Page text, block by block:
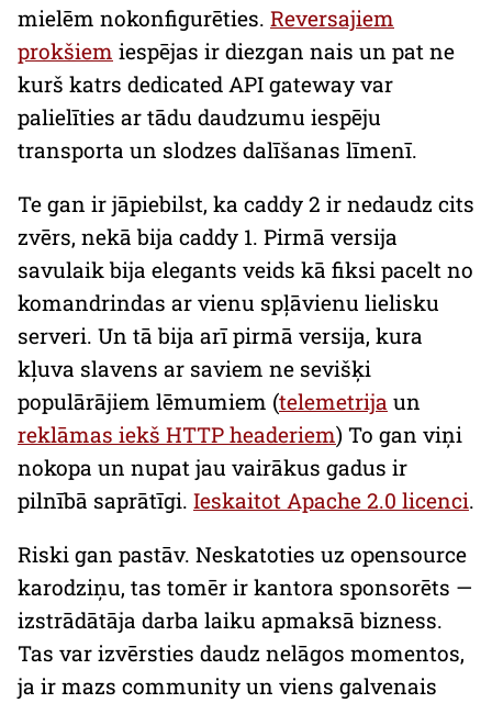
mielēm nokonfigurēties. Reversajiem
prokšiem iespējas ir diezgan nais un pat ne
kurš katrs dedicated API gateway var
palielīties ar tādu daudzumu iespēju
transporta un slodzes dalīšanas līmenī.
Te gan ir jāpiebilst, ka caddy 2 ir nedaudz cits
zvērs, nekā bija caddy 1. Pirmā versija
savulaik bija elegants veids kā fiksi pacelt no
komandrindas ar vienu spļāvienu lielisku
serveri. Un tā bija arī pirmā versija, kura
kļuva slavens ar saviem ne sevišķi
populārājiem lēmumiem (telemetrija un
reklāmas iekš HTTP headeriem) To gan viņi
nokopa un nupat jau vairākus gadus ir
pilnībā saprātīgi. Ieskaitot Apache 2.0 licenci.
Riski gan pastāv. Neskatoties uz opensource
karodziņu, tas tomēr ir kantora sponsorēts —
izstrādātāja darba laiku apmaksā bizness.
Tas var izvērsties daudz nelāgos momentos,
ja ir mazs community un viens galvenais